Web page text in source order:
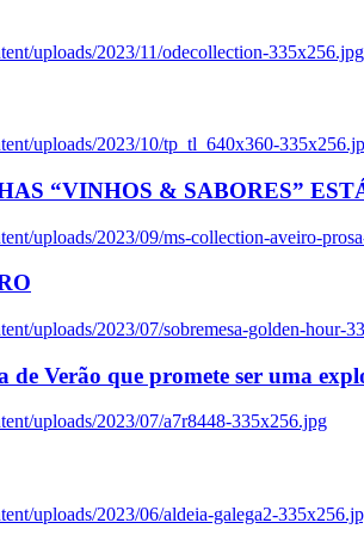
uploads/2023/11/odecollection-335x256.jpg
uploads/2023/10/tp_tl_640x360-
“VINHOS & SABORES”
uploads/2023/09/ms-collection-aveiro-
uploads/2023/07/sobremesa-golden-hour-
Verão que promete ser uma
uploads/2023/07/a7r8448-335x256.jpg
uploads/2023/06/aldeia-galega2-